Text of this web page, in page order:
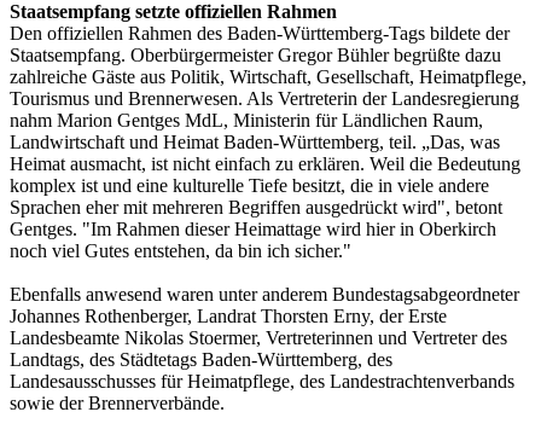
Staatsempfang setzte offiziellen Rahmen
Den offiziellen Rahmen des Baden-Württemberg-Tags bildete der
Staatsempfang. Oberbürgermeister Gregor Bühler begrüßte dazu
zahlreiche Gäste aus Politik, Wirtschaft, Gesellschaft, Heimatpflege,
Tourismus und Brennerwesen. Als Vertreterin der Landesregierung
nahm Marion Gentges MdL, Ministerin für Ländlichen Raum,
Landwirtschaft und Heimat Baden-Württemberg, teil. „Das, was
Heimat ausmacht, ist nicht einfach zu erklären. Weil die Bedeutung
komplex ist und eine kulturelle Tiefe besitzt, die in viele andere
Sprachen eher mit mehreren Begriffen ausgedrückt wird", betont
Gentges. "Im Rahmen dieser Heimattage wird hier in Oberkirch
noch viel Gutes entstehen, da bin ich sicher."
Ebenfalls anwesend waren unter anderem Bundestagsabgeordneter
Johannes Rothenberger, Landrat Thorsten Erny, der Erste
Landesbeamte Nikolas Stoermer, Vertreterinnen und Vertreter des
Landtags, des Städtetags Baden-Württemberg, des
Landesausschusses für Heimatpflege, des Landestrachtenverbands
sowie der Brennerverbände.